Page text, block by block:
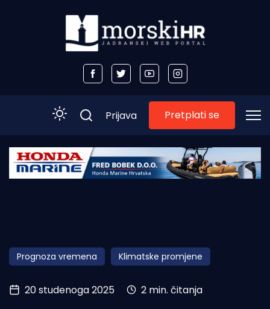
Početna
Obala
Otoci
Turizam i nautika
Prijava Pretplati se
Prognoza vremena Klimatske promjene
20 studenoga 2025 2 min. čitanja